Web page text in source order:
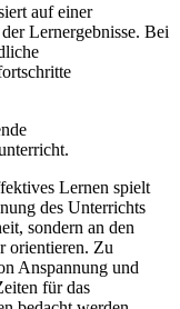
auf einer
Lernergebnisse. Bei
Lernen spielt
des Unterrichts
sondern an den
orientieren. Zu
Anspannung und
für das